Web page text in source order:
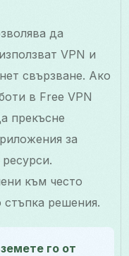
да
VPN и
свързване. Ако
в Free VPN
прекъсне
за
към често
решения.
го от